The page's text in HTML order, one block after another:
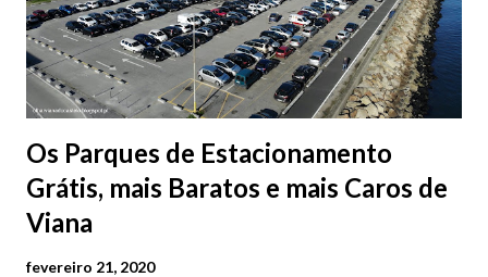
Os Parques de Estacionamento
Grátis, mais Baratos e mais Caros de
Viana
fevereiro 21, 2020